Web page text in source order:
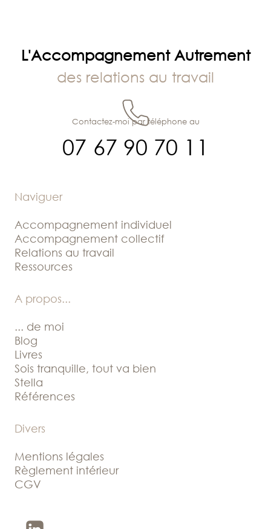
L'Accompagnement Autrement
des relations au travail
07 67 90 70 11
Contactez-moi par téléphone au
Naviguer
Accompagnement individuel
Accompagnement collectif
Relations au travail
Ressources
A propos...
... de moi
Blog
Livres
Sois tranquille, tout va bien
Stella
Références
Divers
Mentions légales
Règlement intérieur
CGV